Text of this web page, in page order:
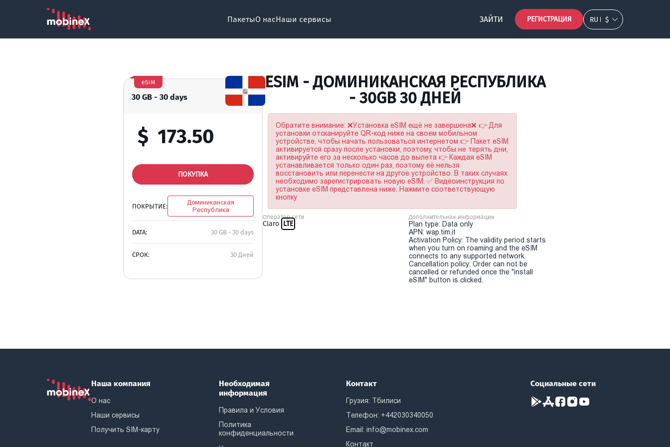
ПакетыО насНаши сервисы ЗАЙТИ РЕГИСТРАЦИЯ RU $
30 GB - 30 days
eSIM
$ 173.50
ПОКУПКА
ПОКРЫТИЕ:
Доминиканская
Республика
DATA: 30 GB - 30 days
СРОК: 30 Дней
ESIM - ДОМИНИКАНСКАЯ РЕСПУБЛИКА
- 30GB 30 ДНЕЙ
Обратите внимание: ❌Установка eSIM ещё не завершена❌ 👉 Для
установки отсканируйте QR-код ниже на своем мобильном
устройстве, чтобы начать пользоваться интернетом 👉 Пакет eSIM
активируется сразу после установки, поэтому, чтобы не терять дни,
активируйте его за несколько часов до вылета 👉 Каждая eSIM
устанавливается только один раз, поэтому её нельзя
восстановить или перенести на другое устройство. В таких случаях
необходимо зарегистрировать новую eSIM. ✅ Видеоинструкция по
установке eSIM представлена ниже. Нажмите соответствующую
кнопку
Оператор сети
Claro LTE
Дополнительная информация
Plan type: Data only
APN: wap.tim.it
Activation Policy: The validity period starts
when you turn on roaming and the eSIM
connects to any supported network.
Cancellation policy: Order can not be
cancelled or refunded once the "install
eSIM" button is clicked.
Наша компания
О нас
Наши сервисы
Получить SIM-карту
Необходимая
информация
Правила и Условия
Политика
конфиденциальности
Контакт
Грузия: Тбилиси
Телефон: +442030340050
Email:info@mobinex.com
Контакт
Социальные сети